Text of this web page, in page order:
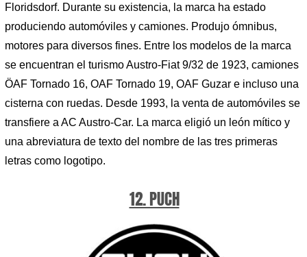
Floridsdorf. Durante su existencia, la marca ha estado
produciendo automóviles y camiones. Produjo ómnibus,
motores para diversos fines. Entre los modelos de la marca
se encuentran el turismo Austro-Fiat 9/32 de 1923, camiones
ÖAF Tornado 16, OAF Tornado 19, OAF Guzar e incluso una
cisterna con ruedas. Desde 1993, la venta de automóviles se
transfiere a AC Austro-Car. La marca eligió un león mítico y
una abreviatura de texto del nombre de las tres primeras
letras como logotipo.
12. PUCH